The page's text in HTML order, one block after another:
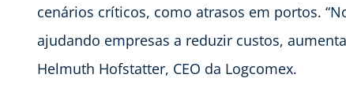
cenários críticos, como atrasos em portos.
ajudando empresas a reduzir custos,
Helmuth Hofstatter, CEO da Logcomex.